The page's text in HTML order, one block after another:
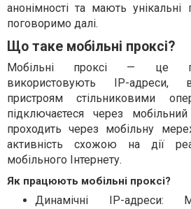
анонімності та мають
поговоримо далі.
Що таке мобільні проксі?
Мобільні проксі — це
використовують IP-адреси,
пристроям стільниковими
підключаєтеся через
проходить через мобільну
активність схожою на дії
мобільного Інтернету.
Як працюють мобільні проксі?
Динамічні IP-адреси: